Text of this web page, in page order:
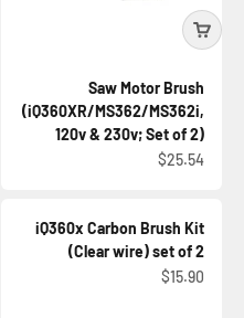
Saw Motor Brush
(iQ360XR/MS362/MS362i,
120v & 230v; Set of 2)
السعر بعد الخصم
$25.54
iQ360x Carbon Brush Kit
(Clear wire) set of 2
السعر بعد الخصم
$15.90